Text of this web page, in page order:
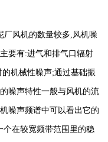
风机的数量较多,风机噪
要有:进气和排气口辐射
机械性噪声;通过基础振
噪声特性一般与风机的流
噪声频谱中可以看出它的
个在较宽频带范围里的稳